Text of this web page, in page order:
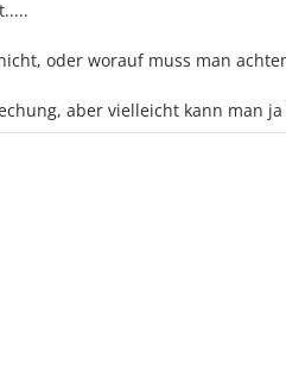
oder worauf muss man
aber vielleicht kann man